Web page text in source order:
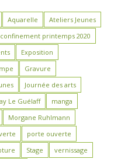
Aquarelle
Ateliers Jeunes
confinement printemps 2020
Exposition
Gravure
Journée des arts
Le Guélaff
manga
Morgane Ruhlmann
porte ouverte
Stage
vernissage